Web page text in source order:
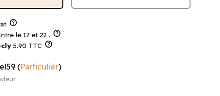
help
le 17 et 22 . help
5.90 TTC help
(Particulier)